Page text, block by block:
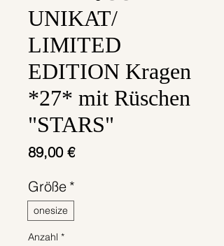
UNIKAT/
LIMITED
EDITION Kragen
*27* mit Rüschen
"STARS"
89,00 €Preis
Größe *
onesize
Anzahl *